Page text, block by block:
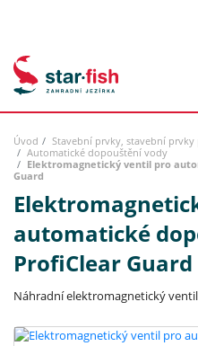
Úvod
Stavební prvky, stavební prvky
Automatické dopouštění vody
Elektromagnetický ventil pro
Guard
automatické
ProfiClear Guard
Náhradní elektromagnetický